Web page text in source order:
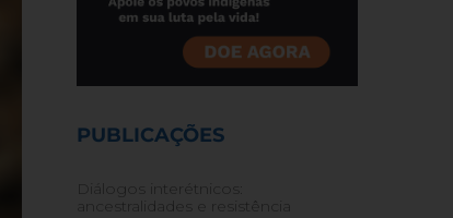
PUBLICAÇÕES
Diálogos interétnicos:
ancestralidades e resistência